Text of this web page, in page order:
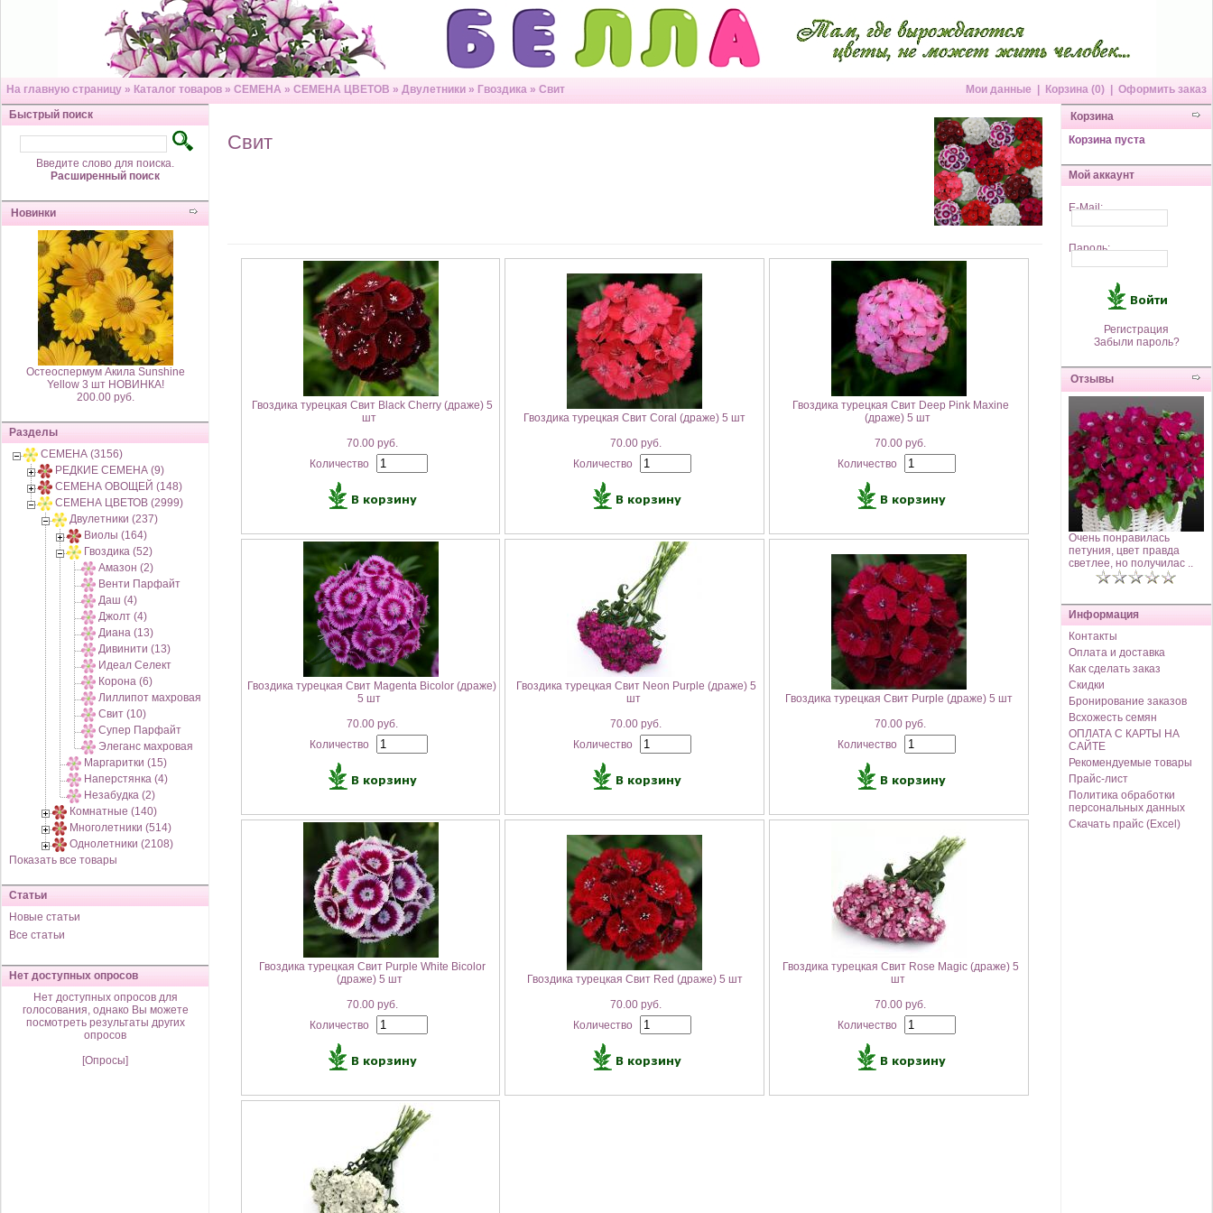
На главную страницу » Каталог товаров » СЕМЕНА » СЕМЕНА ЦВЕТОВ » Двулетники » Гвоздика » Свит Мои данные Корзина (0)
Оформить заказ
Быстрый поиск
Введите слово для поиска.
Расширенный поиск
Новинки
Остеоспермум Акила Sunshine
Yellow 3 шт НОВИНКА!
200.00 руб.
Разделы
СЕМЕНА (3156)
РЕДКИЕ СЕМЕНА (9)
СЕМЕНА ОВОЩЕЙ (148)
СЕМЕНА ЦВЕТОВ (2999)
Двулетники (237)
Виолы (164)
Гвоздика (52)
Амазон (2)
Венти Парфайт
Даш (4)
Джолт (4)
Диана (13)
Дивинити (13)
Идеал Селект
Корона (6)
Лиллипот махровая
Свит (10)
Супер Парфайт
Элеганс махровая
Маргаритки (15)
Наперстянка (4)
Незабудка (2)
Комнатные (140)
Многолетники (514)
Однолетники (2108)
Показать все товары
Статьи
Новые статьи
Все статьи
Нет доступных опросов
Нет доступных опросов для
голосования, однако Вы можете
посмотреть результаты других
опросов
[Опросы]
Свит
Гвоздика турецкая Свит Black Cherry (драже) 5
шт
70.00 руб.
Количество
Гвоздика турецкая Свит Coral (драже) 5 шт
70.00 руб.
Количество
Гвоздика турецкая Свит Deep Pink Maxine
(драже) 5 шт
70.00 руб.
Количество
Гвоздика турецкая Свит Magenta Bicolor (драже)
5 шт
70.00 руб.
Количество
Гвоздика турецкая Свит Neon Purple (драже) 5
шт
70.00 руб.
Количество
Гвоздика турецкая Свит Purple (драже) 5 шт
70.00 руб.
Количество
Гвоздика турецкая Свит Purple White Bicolor
(драже) 5 шт
70.00 руб.
Количество
Гвоздика турецкая Свит Red (драже) 5 шт
70.00 руб.
Количество
Гвоздика турецкая Свит Rose Magic (драже) 5
шт
70.00 руб.
Количество
Корзина
Корзина пуста
Мой аккаунт
E-Mail:
Пароль:
Регистрация
Забыли пароль?
Отзывы
Очень понравилась
петуния, цвет правда
светлее, но получилас ..
Информация
Контакты
Оплата и доставка
Как сделать заказ
Скидки
Бронирование заказов
Всхожесть семян
ОПЛАТА С КАРТЫ НА
САЙТЕ
Рекомендуемые товары
Прайс-лист
Политика обработки
персональных данных
Скачать прайс (Excel)